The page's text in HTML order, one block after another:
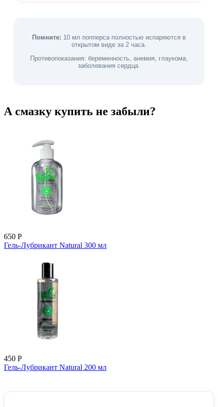
Помните: 10 мл попперса полностью испаряются в
открытом виде за 2 часа.
Противопоказания: беременность, анемия, глаукома,
заболевания сердца.
А смазку купить не забыли?
650 Р
Гель-Лубрикант Natural 300 мл
450 Р
Гель-Лубрикант Natural 200 мл